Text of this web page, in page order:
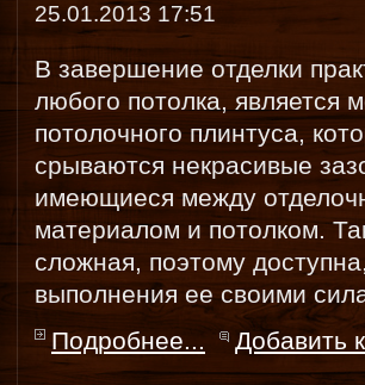
25.01.2013 17:51
В завершение отделки
любого потолка, является
потолочного плинтуса,
срываются некрасивые
имеющиеся между
материалом и потолком.
сложная, поэтому
выполнения ее своими
Подробнее...
Добавить